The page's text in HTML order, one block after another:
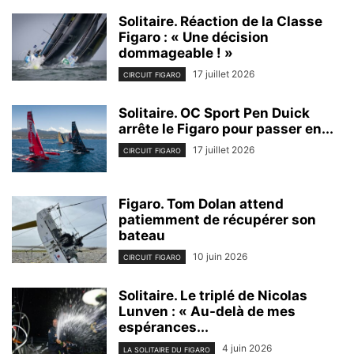
Solitaire. Réaction de la Classe
Figaro : « Une décision
dommageable ! »
CIRCUIT FIGARO 17 juillet 2026
Solitaire. OC Sport Pen Duick
arrête le Figaro pour passer en...
CIRCUIT FIGARO 17 juillet 2026
Figaro. Tom Dolan attend
patiemment de récupérer son
bateau
CIRCUIT FIGARO 10 juin 2026
Solitaire. Le triplé de Nicolas
Lunven : « Au-delà de mes
espérances...
LA SOLITAIRE DU FIGARO 4 juin 2026